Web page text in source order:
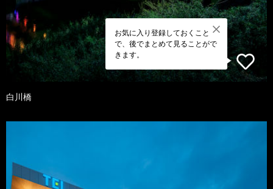
お気に入り登録しておくこと
で、後でまとめて見ることがで
きます。
白川橋